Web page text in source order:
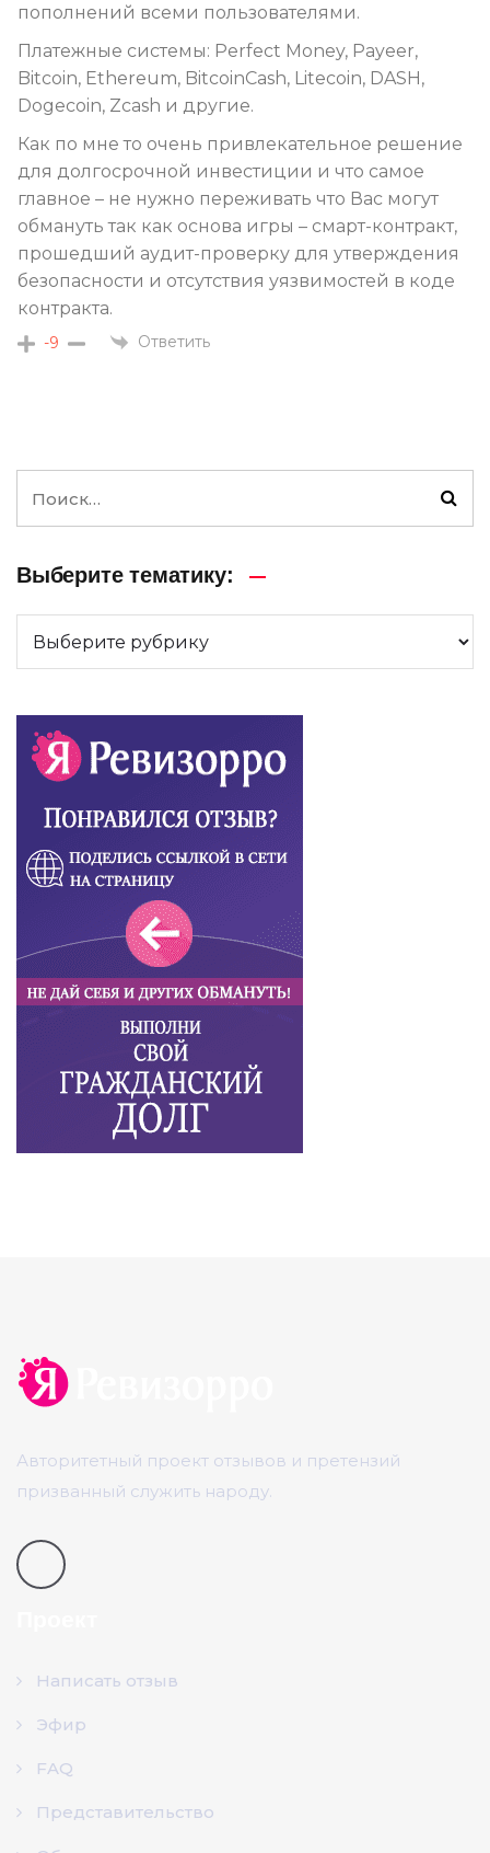
пополнений всеми пользователями.
Платежные системы: Perfect Money, Payeer,
Bitcoin, Ethereum, BitcoinCash, Litecoin, DASH,
Dogecoin, Zcash и другие.
Как по мне то очень привлекательное решение
для долгосрочной инвестиции и что самое
главное – не нужно переживать что Вас могут
обмануть так как основа игры – смарт-контракт,
прошедший аудит-проверку для утверждения
безопасности и отсутствия уязвимостей в коде
контракта.
-9 Ответить
Выберите тематику:
Авторитетный проект отзывов и претензий
призванный служить народу.
Написать отзыв
Эфир
FAQ
Представительство